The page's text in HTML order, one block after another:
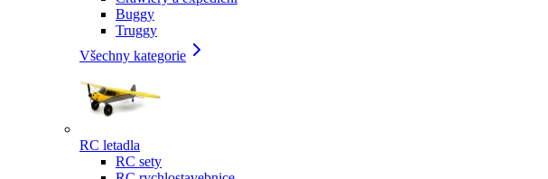
Buggy
Truggy
Všechny kategorie
RC letadla
RC sety